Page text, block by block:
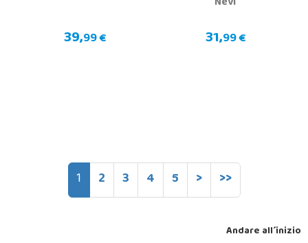
39,99 € 31,99 €
1 2 3 4 5 > >>
Andare all´inizio